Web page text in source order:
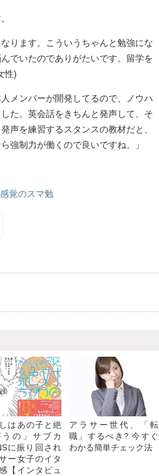
ります。こういうちゃんと勉強にな
でいたのでありがたいです。留学を
性)
メンバーが開発してるので、ノウハ
た。英会話をきちんと発声して、そ
声を練習するスタンスの教材だと、
強制力が働くので良いですね。」
覚のスマ勉
しはあの子と絶
の」サブカ
に振り回され
ー女子のイタ
【インタビュ
アラサー世代、「転
職」するべき? 今すぐ
わかる簡単チェック法